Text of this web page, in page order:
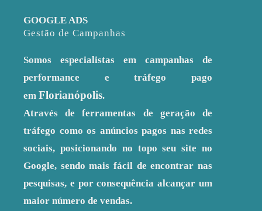
GOOGLE ADS
Gestão de Campanhas
Somos especialistas em campanhas de
performance e tráfego pago
em Florianópolis.
Através de ferramentas de geração de
tráfego como os anúncios pagos nas redes
sociais, posicionando no topo seu site no
Google, sendo mais fácil de encontrar nas
pesquisas, e por consequência alcançar um
maior número de vendas.